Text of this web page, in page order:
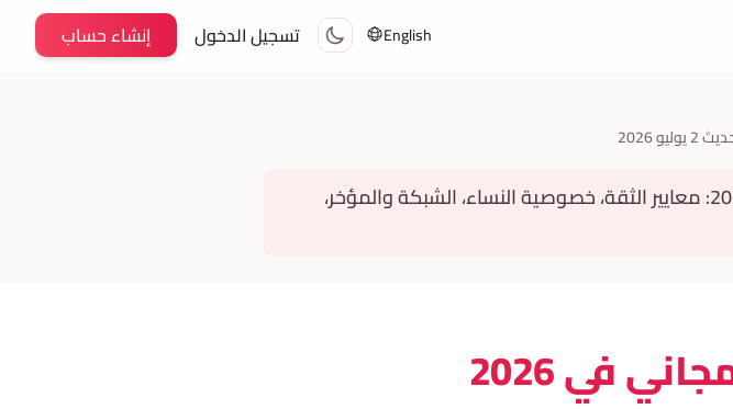
English تسجيل الدخول إنشاء حساب
2 يوليو 2026
دليل شامل لاختيار افضل موقع زواج مصري مجاني في 2026: معايير الثقة، خصوصية النساء، الشبكة والمؤخر،
في 2026